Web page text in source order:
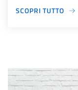
SCOPRI TUTTO